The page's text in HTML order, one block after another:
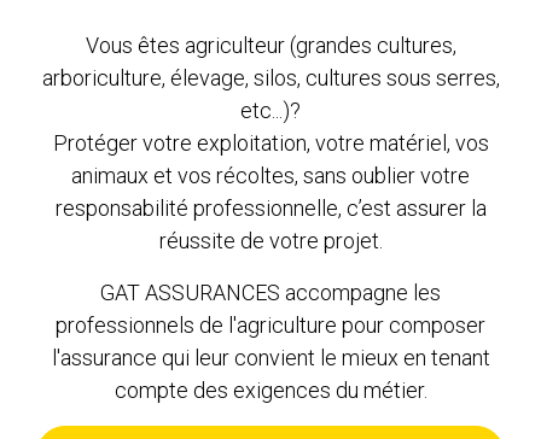
Vous êtes agriculteur (grandes cultures,
arboriculture, élevage, silos, cultures sous serres,
etc...)?
Protéger votre exploitation, votre matériel, vos
animaux et vos récoltes, sans oublier votre
responsabilité professionnelle, c’est assurer la
réussite de votre projet.
GAT ASSURANCES accompagne les
professionnels de l'agriculture pour composer
l'assurance qui leur convient le mieux en tenant
compte des exigences du métier.